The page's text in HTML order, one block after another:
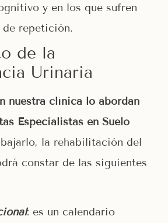
y en los que sufren
repetición.
de la
Urinaria
nuestra clínica lo abordan
Especialistas en Suelo
la rehabilitación del
constar de las siguientes
: es un calendario